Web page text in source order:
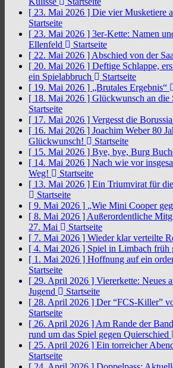
[ 23. Mai 2026 ] Die vier Musketiere
Startseite
[ 23. Mai 2026 ] 3er-Kette: Namen
Ellenfeld
Startseite
[ 22. Mai 2026 ] Abschied von der
[ 20. Mai 2026 ] Deftige Schlappe,
ein Spielabbruch
Startseite
[ 19. Mai 2026 ] „Brutales Ergebnis“
[ 18. Mai 2026 ] Glückwunsch an die
Startseite
[ 17. Mai 2026 ] Vergesst die
[ 16. Mai 2026 ] Joachim Weber 80
Glückwunsch!
Startseite
[ 15. Mai 2026 ] Bye, bye, Burg
[ 14. Mai 2026 ] Nach wie vor
Weg!
Startseite
[ 13. Mai 2026 ] Ein Triumvirat für
Startseite
[ 9. Mai 2026 ] „Wie Mini Cooper
[ 8. Mai 2026 ] Außerordentliche
27. Mai
Startseite
[ 7. Mai 2026 ] Wieder klar verteilte
[ 4. Mai 2026 ] Spiel in Limbach früh
[ 1. Mai 2026 ] Hoffnung auf ein
Startseite
[ 29. April 2026 ] Viererkette: Neues
Jugend
Startseite
[ 28. April 2026 ] Der “FCS-Killer”
Startseite
[ 26. April 2026 ] Am Rande der
rund um das Spiel gegen Quierschied
[ 25. April 2026 ] Ein torreicher
Startseite